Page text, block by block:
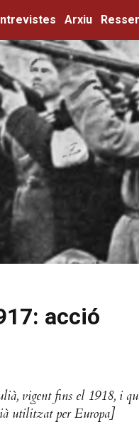
Arxiu
acció
vigent fins el 1918, i
utilitzat per Europa]